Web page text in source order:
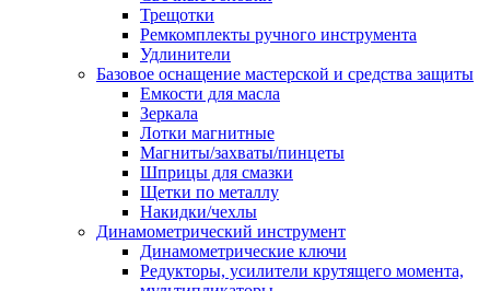
Трещотки
Ремкомплекты ручного инструмента
Удлинители
Базовое оснащение мастерской и средства защиты
Емкости для масла
Зеркала
Лотки магнитные
Магниты/захваты/пинцеты
Шприцы для смазки
Щетки по металлу
Накидки/чехлы
Динамометрический инструмент
Динамометрические ключи
Редукторы, усилители крутящего момента,